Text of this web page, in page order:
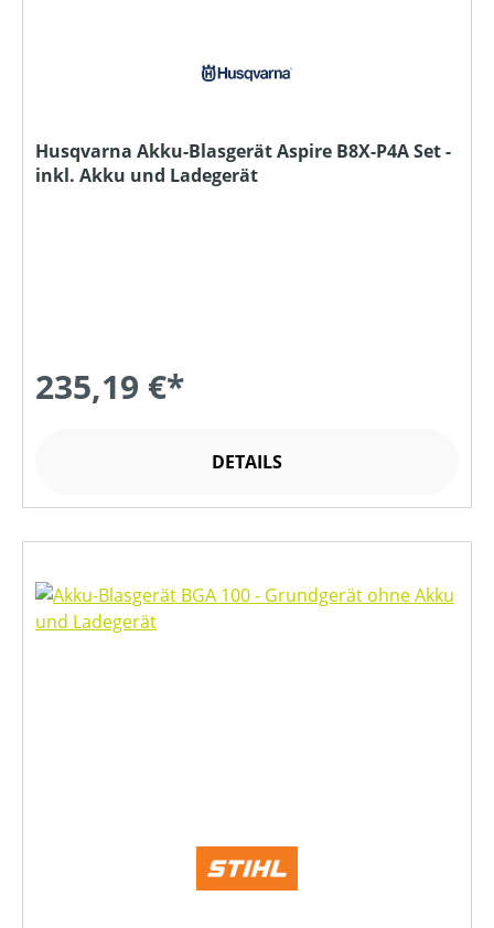
Husqvarna Akku-Blasgerät Aspire B8X-P4A Set -
inkl. Akku und Ladegerät
235,19 €*
DETAILS